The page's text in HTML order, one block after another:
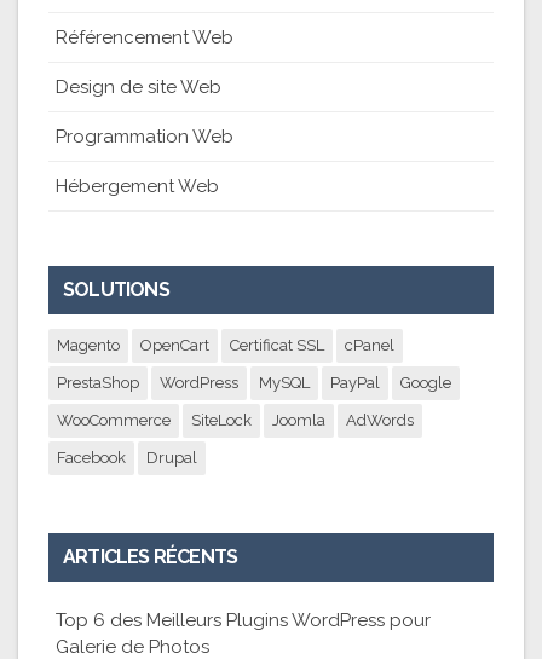
Référencement Web
Design de site Web
Programmation Web
Hébergement Web
SOLUTIONS
Magento OpenCart Certificat SSL cPanel
PrestaShop WordPress MySQL PayPal Google
WooCommerce SiteLock Joomla AdWords
Facebook Drupal
ARTICLES RÉCENTS
Top 6 des Meilleurs Plugins WordPress pour
Galerie de Photos